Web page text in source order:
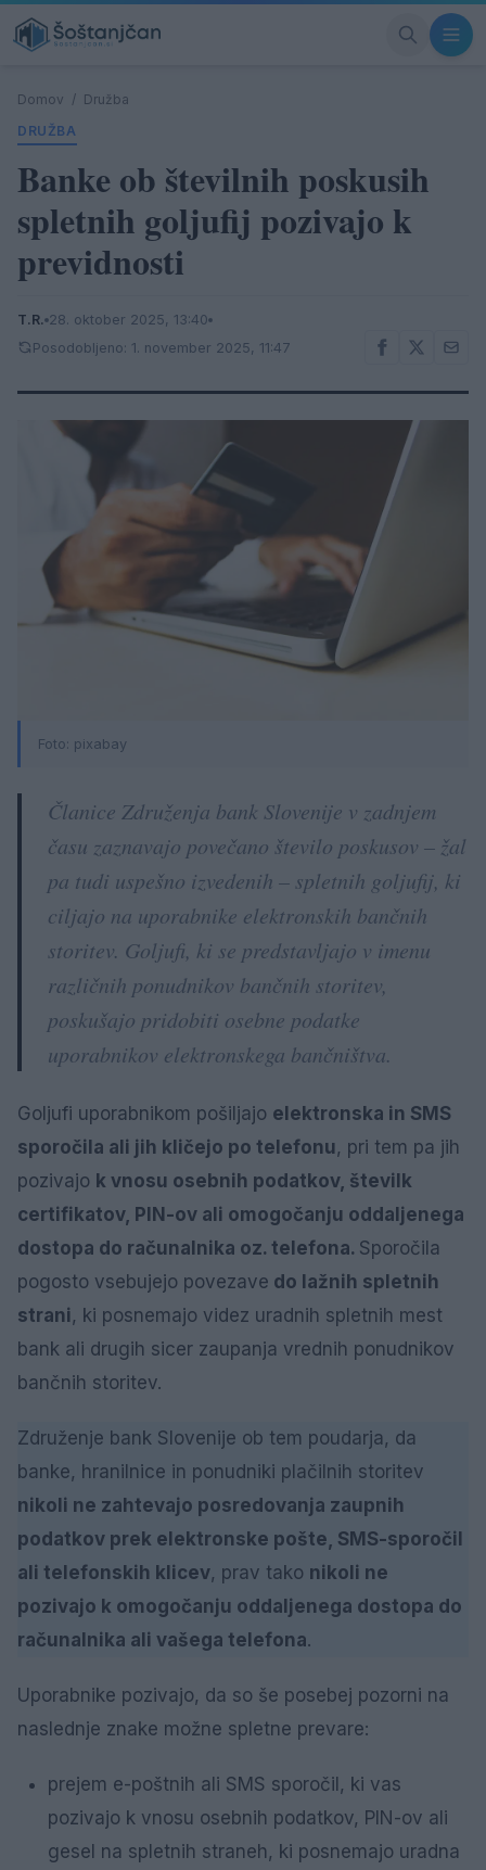
Domov / Družba
DRUŽBA
Banke ob številnih poskusih
spletnih goljufij pozivajo k
previdnosti
T.R. 28. oktober 2025, 13:40
Posodobljeno: 1. november 2025, 11:47
Foto: pixabay
Članice Združenja bank Slovenije v zadnjem
času zaznavajo povečano število poskusov – žal
pa tudi uspešno izvedenih – spletnih goljufij, ki
ciljajo na uporabnike elektronskih bančnih
storitev. Goljufi, ki se predstavljajo v imenu
različnih ponudnikov bančnih storitev,
poskušajo pridobiti osebne podatke
uporabnikov elektronskega bančništva.
Goljufi uporabnikom pošiljajo elektronska in SMS
sporočila ali jih kličejo po telefonu, pri tem pa jih
pozivajo k vnosu osebnih podatkov, številk
certifikatov, PIN-ov ali omogočanju oddaljenega
dostopa do računalnika oz. telefona. Sporočila
pogosto vsebujejo povezave do lažnih spletnih
strani, ki posnemajo videz uradnih spletnih mest
bank ali drugih sicer zaupanja vrednih ponudnikov
bančnih storitev.
Združenje bank Slovenije ob tem poudarja, da
banke, hranilnice in ponudniki plačilnih storitev
nikoli ne zahtevajo posredovanja zaupnih
podatkov prek elektronske pošte, SMS-sporočil
ali telefonskih klicev, prav tako nikoli ne
pozivajo k omogočanju oddaljenega dostopa do
računalnika ali vašega telefona.
Uporabnike pozivajo, da so še posebej pozorni na
naslednje znake možne spletne prevare:
prejem e-poštnih ali SMS sporočil, ki vas
pozivajo k vnosu osebnih podatkov, PIN-ov ali
gesel na spletnih straneh, ki posnemajo uradna